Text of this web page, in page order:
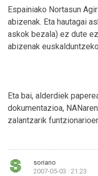
Espainiako Nortasun
abizenak. Eta hautagai
askok bezala) ez dute
abizenak
Eta bai, alderdiek
dokumentazioa,
zalantzarik
soriano
2007-05-03 : 21:23